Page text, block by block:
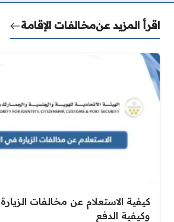
اقرأ المزيد عنمخالفات الإقامة
كيفية الاستعلام عن مخالفات
وكيفية الدفع